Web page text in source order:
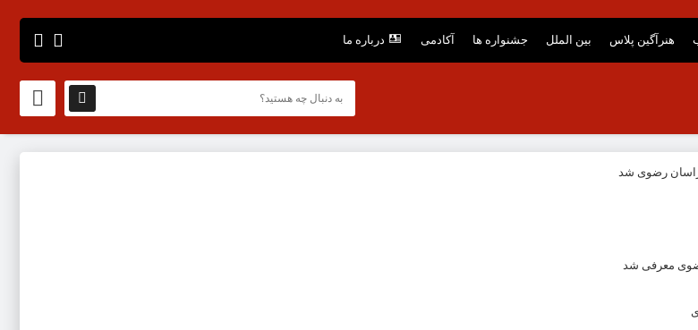
هنرآگین پلاس بین الملل جشنواره ها آکادمی درباره ما
رضوی شد
معرفی شد